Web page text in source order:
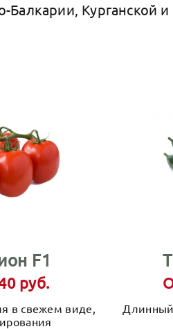
Курганской и
F1
руб.
в свежем виде,
Длинный